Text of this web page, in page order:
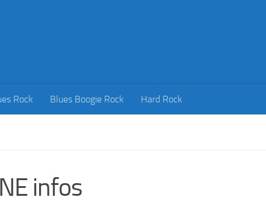
Rock Blues Boogie Rock Hard Rock
infos